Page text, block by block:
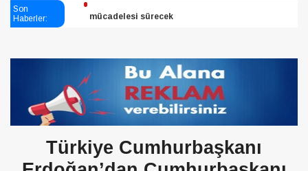
Son
Haberler:
Harmancı:Bugün dikene su verildi
Şampiyon Melekleri Yaşatma
Derneği:Vicdanlarınız tutsak, kalemleriniz esir
Türkiye Cumhurbaşkanı